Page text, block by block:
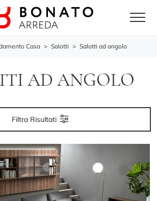
Casa > Salotti > Salotti ad angolo
AD ANGOLO
Filtra Risultati